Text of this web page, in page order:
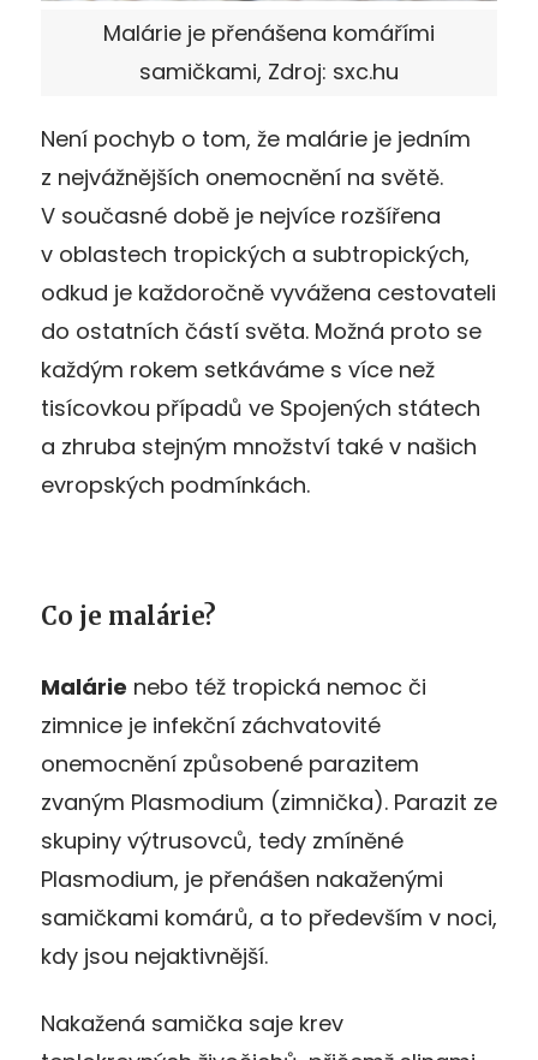
Malárie je přenášena komářími
samičkami, Zdroj: sxc.hu
Není pochyb o tom, že malárie je jedním
z nejvážnějších onemocnění na světě.
V současné době je nejvíce rozšířena
v oblastech tropických a subtropických,
odkud je každoročně vyvážena cestovateli
do ostatních částí světa. Možná proto se
každým rokem setkáváme s více než
tisícovkou případů ve Spojených státech
a zhruba stejným množství také v našich
evropských podmínkách.
Co je malárie?
Malárie nebo též tropická nemoc či
zimnice je infekční záchvatovité
onemocnění způsobené parazitem
zvaným Plasmodium (zimnička). Parazit ze
skupiny výtrusovců, tedy zmíněné
Plasmodium, je přenášen nakaženými
samičkami komárů, a to především v noci,
kdy jsou nejaktivnější.
Nakažená samička saje krev